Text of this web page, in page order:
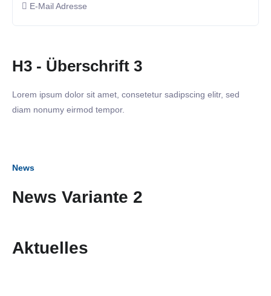
E-Mail Adresse
H3 - Überschrift 3
Lorem ipsum dolor sit amet, consetetur sadipscing elitr, sed
diam nonumy eirmod tempor.
News
News Variante 2
Aktuelles